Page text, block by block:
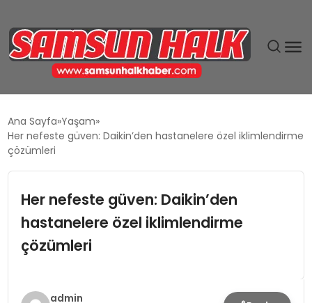
EĞITIM
GÜNDEM
MAGAZIN
SIYASET
Ana Sayfa Yaşam
Her nefeste güven: Daikin’den hastanelere özel iklimlendirme
çözümleri
Her nefeste güven: Daikin’den
hastanelere özel iklimlendirme
çözümleri
admin